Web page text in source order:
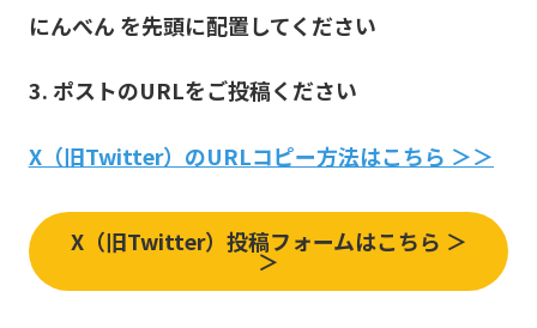
にんべん を先頭に配置してください
3. ポストのURLをご投稿ください
X（旧Twitter）のURLコピー方法はこちら ＞＞
X（旧Twitter）投稿フォームはこちら ＞
＞